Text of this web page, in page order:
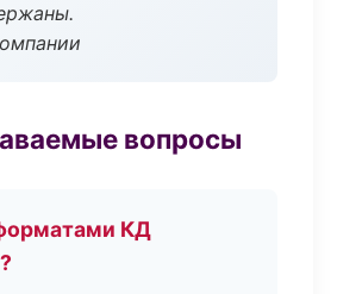
вопросы
КД